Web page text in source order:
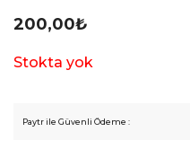
200,00₺
Stokta yok
Paytr ile Güvenli Ödeme :